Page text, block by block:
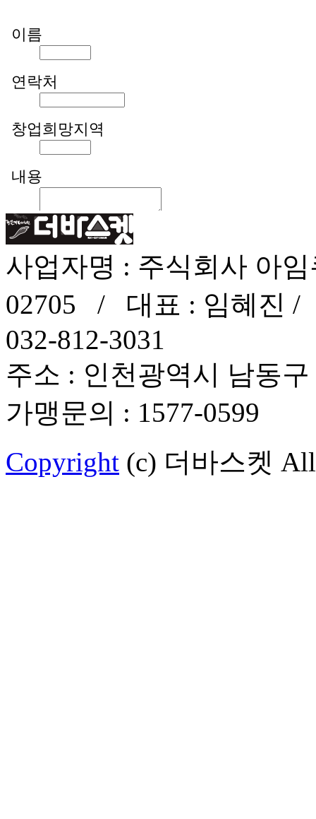
사업자명 : 주식회사 아
02705 / 대표 : 임혜진 /
032-812-3031
주소 : 인천광역시 남동
가맹문의 : 1577-0599
Copyright (c) 더바스켓 All